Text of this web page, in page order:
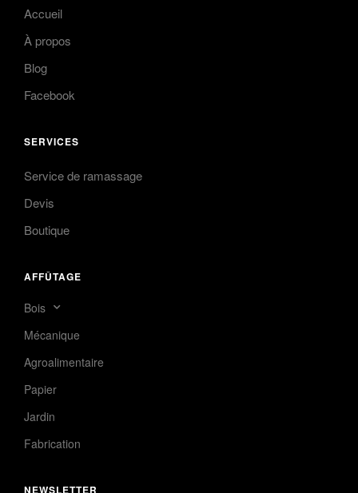
Accueil
À propos
Blog
Facebook
SERVICES
Service de ramassage
Devis
Boutique
AFFÛTAGE
Bois
Mécanique
Agroalimentaire
Papier
Jardin
Fabrication
NEWSLETTER